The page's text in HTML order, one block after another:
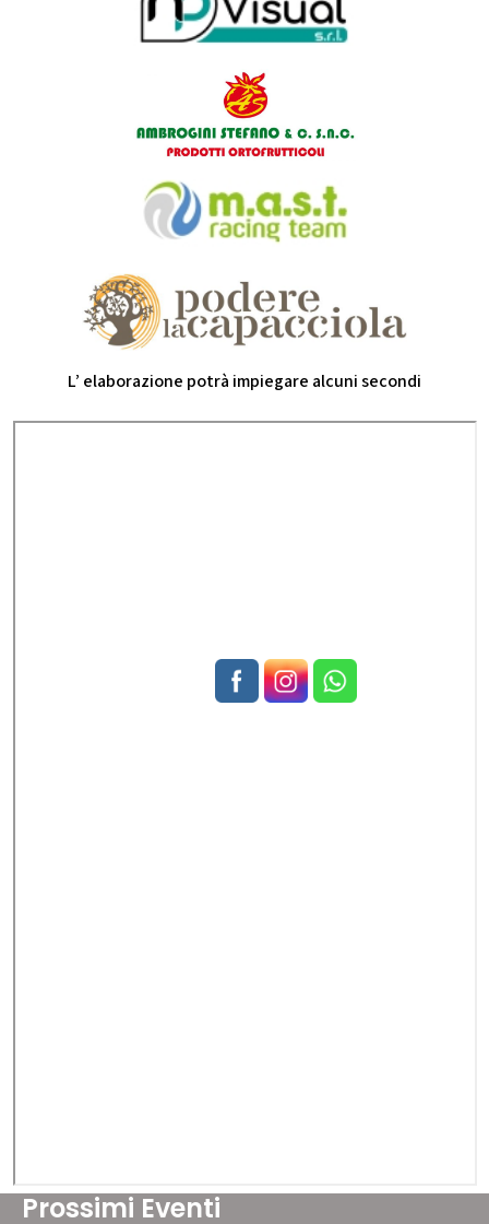
L’ elaborazione potrà impiegare alcuni secondi
Prossimi Eventi